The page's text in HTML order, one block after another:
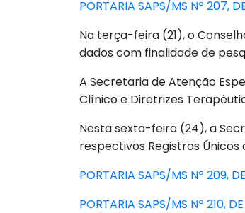
PORTARIA SAPS/MS Nº 207,
Na terça-feira (21), o
dados com finalidade de
A Secretaria de Atenção
Clínico e Diretrizes
Nesta sexta-feira (24), a
respectivos Registros Únicos
PORTARIA SAPS/MS Nº 209,
PORTARIA SAPS/MS Nº 210,